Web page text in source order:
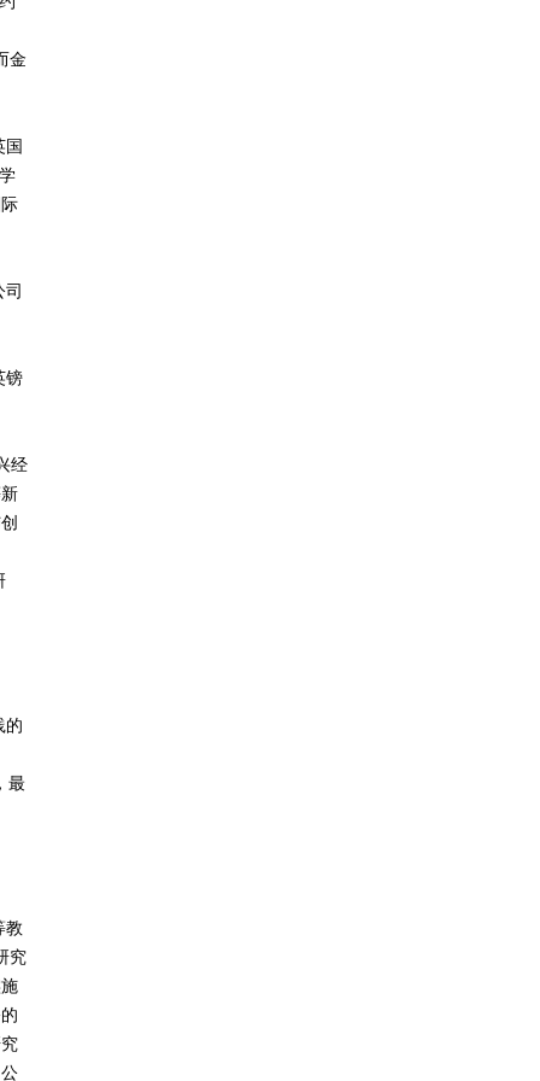
金
镑
经
的
最
教
究